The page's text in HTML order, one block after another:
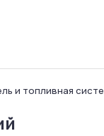
и топливная